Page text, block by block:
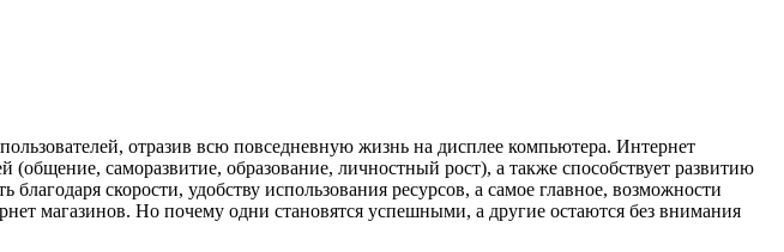
отразив всю повседневную жизнь на дисплее компьютера. Интернет
саморазвитие, образование, личностный рост), а также способствует развитию
скорости, удобству использования ресурсов, а самое главное, возможности
магазинов. Но почему одни становятся успешными, а другие остаются без внимания